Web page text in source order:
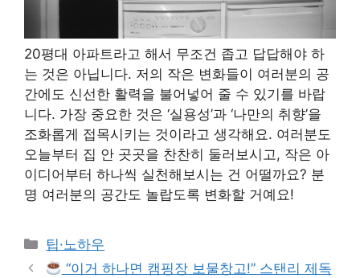
20평대 아파트라고 해서 무조건 좁고 답답해야 하
는 것은 아닙니다. 저의 작은 변화들이 여러분의 공
간에도 신선한 활력을 불어넣어 줄 수 있기를 바랍
니다. 가장 중요한 것은 ‘실용성’과 ‘나만의 취향’을
조화롭게 접목시키는 것이라고 생각해요. 여러분도
오늘부터 집 안 곳곳을 찬찬히 둘러보시고, 작은 아
이디어부터 하나씩 실천해보시는 건 어떨까요? 분
명 여러분의 공간도 놀랍도록 변화할 거예요!
Categories
팁·노하우
“이거 하나면 캠핑장 보물창고!” 스탠리 제독